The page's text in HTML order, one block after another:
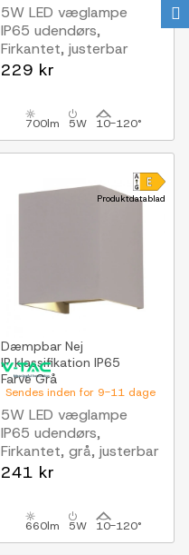
5W LED væglampe
IP65 udendørs,
Firkantet, justerbar
spredning, sort, inkl.
229 kr
700lm 5W 10-120°
Produktdatablad
Sendes inden for 9-11 dage
Dæmpbar Nej
IP klassifikation IP65
FarveGrå
5W LED væglampe
IP65 udendørs,
Firkantet, grå, justerbar
spredning, inkl. lyskilde
241 kr
660lm 5W 10-120°